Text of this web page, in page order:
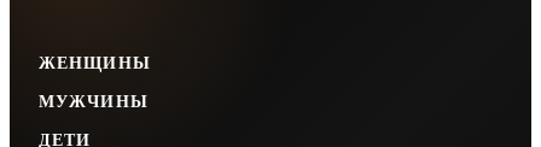
ЖЕНЩИНЫ
МУЖЧИНЫ
ДЕТИ